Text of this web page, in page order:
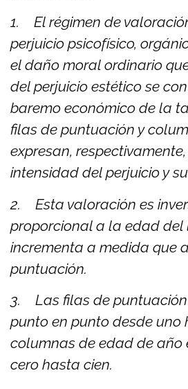
1. El régimen de
perjuicio psicofísico,
el daño moral ordinario
del perjuicio estético se
baremo económico de la
filas de puntuación y
expresan,
intensidad del perjuicio y
2. Esta valoración es
proporcional a la edad del
incrementa a medida que
puntuación.
3. Las filas de
punto en punto desde uno
columnas de edad de año
cero hasta cien.